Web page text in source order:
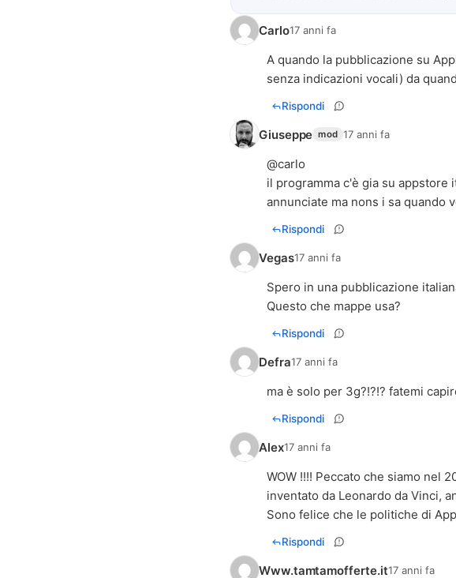
Carlo17 anni fa
A quando la pubblicazione su
senza indicazioni vocali) da
Rispondi
Giuseppe mod 17 anni fa
@carlo
il programma c'è gia su appstore
annunciate ma nons i sa quando
Rispondi
Vegas17 anni fa
Spero in una pubblicazione
Questo che mappe usa?
Rispondi
Defra17 anni fa
ma è solo per 3g?!?!? fatemi
Rispondi
Alex17 anni fa
WOW !!!! Peccato che siamo nel
inventato da Leonardo da Vinci,
Sono felice che le politiche di
Rispondi
Www.tamtamofferte.it17 anni fa